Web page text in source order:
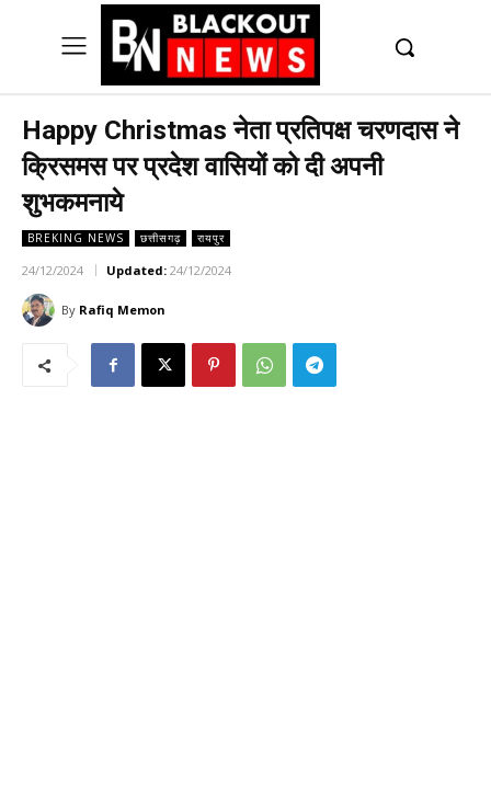
Happy Christmas नेता प्रतिपक्ष चरणदास ने
क्रिसमस पर प्रदेश वासियों को दी अपनी
शुभकमनाये
BREKING NEWS छत्तीसगढ़ रायपुर
24/12/2024 Updated: 24/12/2024
By Rafiq Memon